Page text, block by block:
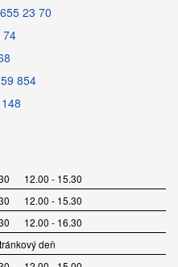
23 70
74
854
12.00 - 15.30
12.00 - 15.30
12.00 - 16.30
deň